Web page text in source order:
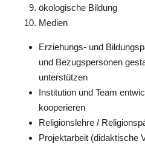
ökologische Bildung
Medien
Erziehungs- und
und Bezugspersonen
unterstützen
Institution und Team
kooperieren
Religionslehre /
Projektarbeit (didaktische